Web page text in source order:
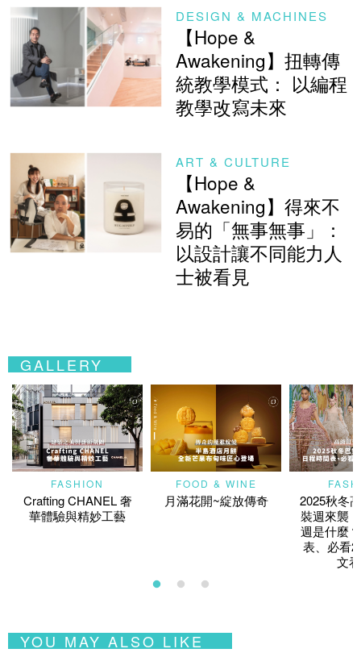
DESIGN & MACHINES
【Hope &
Awakening】扭轉傳
統教學模式： 以編程
教學改寫未來
ART & CULTURE
【Hope &
Awakening】得來不
易的「無事無事」：
以設計讓不同能力人
士被看見
GALLERY
FASHION
Crafting CHANEL 奢
華體驗與精妙工藝
FOOD & WINE
月滿花開~綻放傳奇
2025秋冬
裝週來襲
週是什麼
表、必看
文
YOU MAY ALSO LIKE